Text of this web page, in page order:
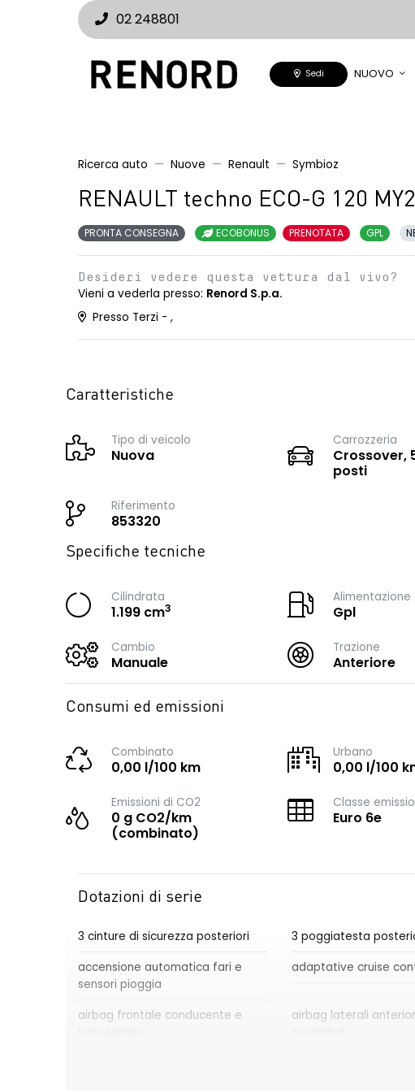
02 248801
Sedi NUOVO
Ricerca auto Nuove Renault Symbioz
RENAULT techno ECO-G 120
PRONTA CONSEGNA ECOBONUS PRENOTATA GPL
Desideri vedere questa vettura dal vivo?
Vieni a vederla presso: Renord S.p.a.
Presso Terzi - ,
Caratteristiche
Tipo di veicolo
Nuova
Carrozzeria
Crossover,
posti
Riferimento
853320
Specifiche tecniche
Cilindrata
1.199 cm3
Alimentazione
Gpl
Cambio
Manuale
Trazione
Anteriore
Consumi ed emissioni
Combinato
0,00 l/100 km
Urbano
0,00 l/100
Emissioni di CO2
0 g CO2/km
(combinato)
Classe
Euro 6e
Dotazioni di serie
3 cinture di sicurezza posteriori 3 poggiatesta
accensione automatica fari e
sensori pioggia
adaptative cruise
airbag frontale conducente e
airbag laterali